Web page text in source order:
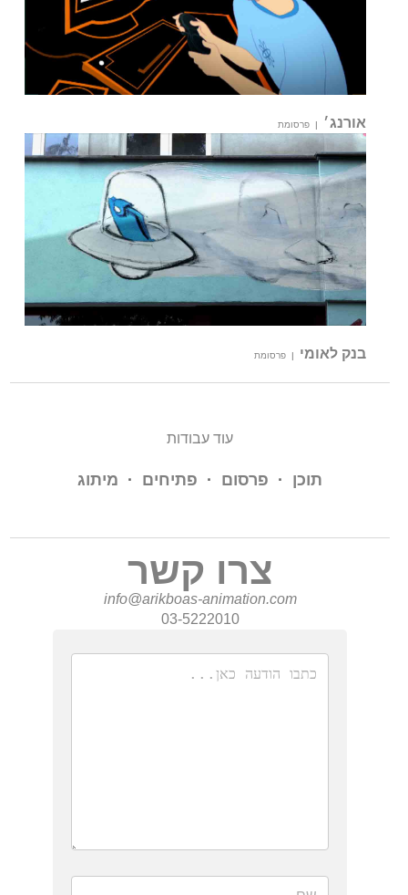
אורנג׳ | פרסומת
בנק לאומי | פרסומת
עוד עבודות
תוכן · פרסום · פתיחים · מיתוג
צרו קשר
info@arikboas-animation.com
03-5222010